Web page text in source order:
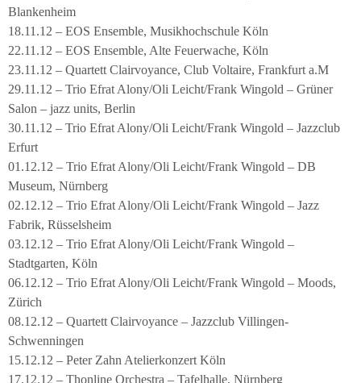
Blankenheim
18.11.12 – EOS Ensemble, Musikhochschule Köln
22.11.12 – EOS Ensemble, Alte Feuerwache, Köln
23.11.12 – Quartett Clairvoyance, Club Voltaire, Frankfurt a.M
29.11.12 – Trio Efrat Alony/Oli Leicht/Frank Wingold – Grüner
Salon – jazz units, Berlin
30.11.12 – Trio Efrat Alony/Oli Leicht/Frank Wingold – Jazzclub
Erfurt
01.12.12 – Trio Efrat Alony/Oli Leicht/Frank Wingold – DB
Museum, Nürnberg
02.12.12 – Trio Efrat Alony/Oli Leicht/Frank Wingold – Jazz
Fabrik, Rüsselsheim
03.12.12 – Trio Efrat Alony/Oli Leicht/Frank Wingold –
Stadtgarten, Köln
06.12.12 – Trio Efrat Alony/Oli Leicht/Frank Wingold – Moods,
Zürich
08.12.12 – Quartett Clairvoyance – Jazzclub Villingen-
Schwenningen
15.12.12 – Peter Zahn Atelierkonzert Köln
17.12.12 – Thonline Orchestra – Tafelhalle, Nürnberg